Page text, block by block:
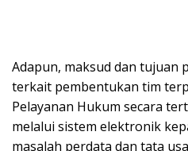
Adapun, maksud dan tujuan
terkait pembentukan tim
Pelayanan Hukum secara
melalui sistem elektronik
masalah perdata dan tata